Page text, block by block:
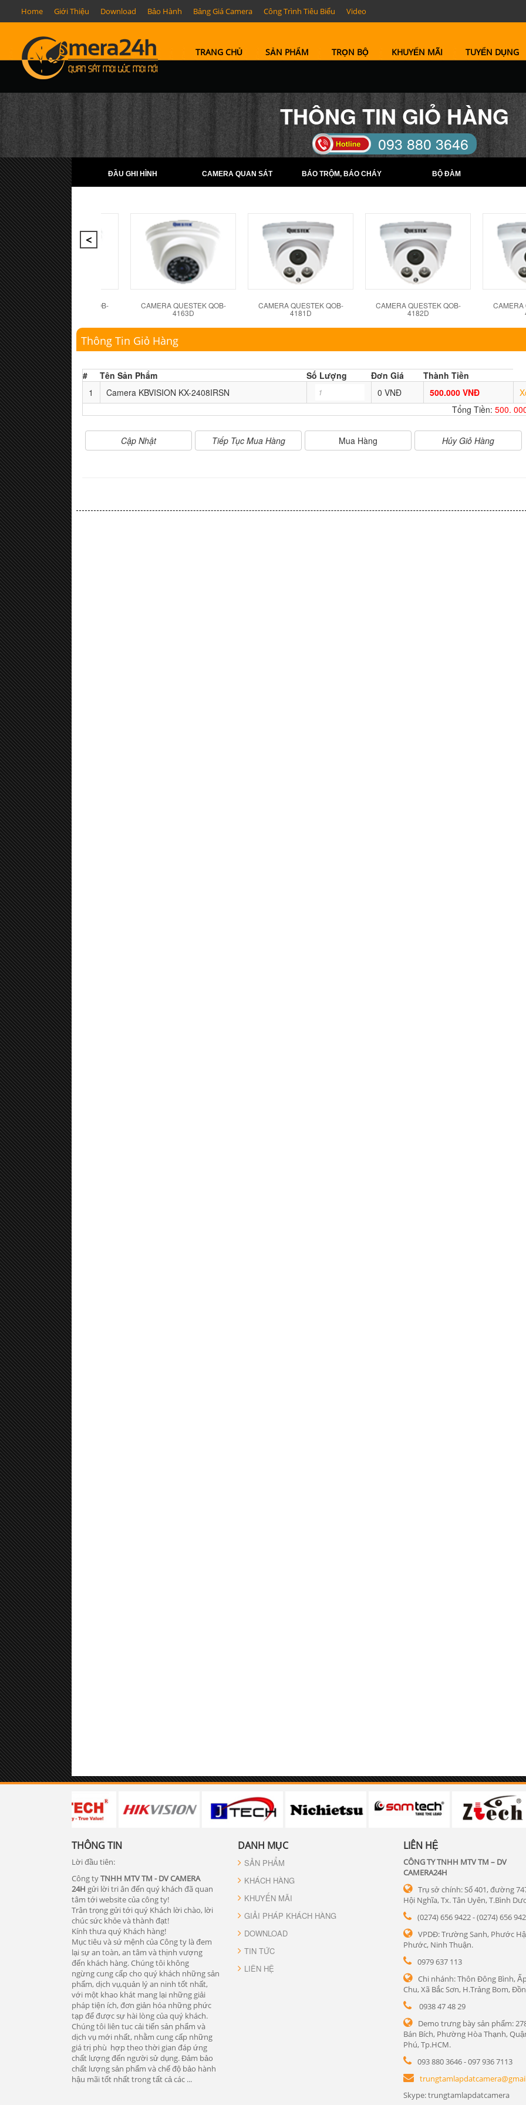
Home Giới Thiệu Download Bảo Hành Bảng Giá Camera Công Trình Tiêu Biểu Video
TRANG CHỦ SẢN PHẨM TRỌN BỘ KHUYẾN MÃI TUYỂN DỤNG
THÔNG TIN GIỎ HÀNG
093 880 3646
TELL: (0274) 6569422 -
(0274) 6569423
ĐẦU GHI HÌNH CAMERA QUAN SÁT BÁO TRỘM, BÁO CHÁY BỘ ĐÀM
CAMERA QUESTEK QOB-
4162D
CAMERA QUESTEK QOB-
4163D
CAMERA QUESTEK QOB-
4181D
CAMERA QUESTEK QOB-
4182D
CAMERA
Thông Tin Giỏ Hàng
# Tên Sản Phẩm Số Lượng Đơn Giá
Thành Tiền
1
Camera KBVISION KX-2408IRSN 0 VNĐ 500.000 VNĐ
Tổng Tiền: 500.
Mua Hàng
THÔNG TIN
Lời đầu tiên:
Công tyTNHH MTV TM - DV CAMERA
24H gửi lời tri ân đến quý khách đã quan
tâm tới website của công ty!
Trân trọng gửi tới quý Khách lời chào, lời
chúc sức khỏe và thành đạt!
Kính thưa quý Khách hàng!
Mục tiêu và sứ mệnh của Công ty là đem
lại sự an toàn, an tâm và thịnh vượng
đến khách hàng. Chúng tôi không
ngừng cung cấp cho quý khách những sản
phẩm, dịch vụ,quản lý an ninh tốt nhất,
với một khao khát mang lại những giải
pháp tiện ích, đơn giản hóa những phức
tạp để được sự hài lòng của quý khách.
Chúng tôi liên tuc cải tiến sản phẩm và
dịch vụ mới nhất, nhằm cung cấp những
giá trị phù hợp theo thời gian đáp ứng
chất lượng đến người sử dụng. Đảm bảo
chất lượng sản phẩm và chế độ bảo hành
hậu mãi tốt nhất trong tất cả các ...
DANH MỤC
SẢN PHẨM
KHÁCH HÀNG
KHUYẾN MÃI
GIẢI PHÁP KHÁCH HÀNG
DOWNLOAD
TIN TỨC
LIÊN HỆ
LIÊN HỆ
CÔNG TY TNHH MTV TM – DV
CAMERA24H
Trụ sở chính: Số 401, đường
Hội Nghĩa, Tx. Tân Uyên, T.Bình
(0274) 656 9422 - (0274) 656
VPDĐ: Trường Sanh, Phước
Phước, Ninh Thuận.
0979 637 113
Chi nhánh: Thôn Đông Bình,
Chu, Xã Bắc Sơn, H.Trảng Bom,
0938 47 48 29
Demo trưng bày sản phẩm:
Bán Bích, Phường Hòa Thạnh,
Phú, Tp.HCM.
093 880 3646 - 097 936 7113
Skype: trungtamlapdatcamera